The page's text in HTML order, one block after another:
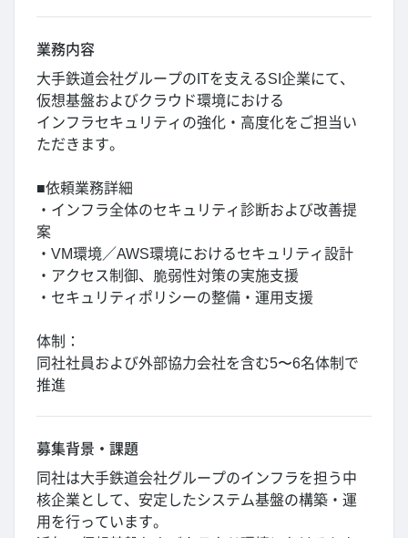
業務内容
大手鉄道会社グループのITを支えるSI企業にて、
仮想基盤およびクラウド環境における
インフラセキュリティの強化・高度化をご担当い
ただきます。
■依頼業務詳細
・インフラ全体のセキュリティ診断および改善提
案
・VM環境／AWS環境におけるセキュリティ設計
・アクセス制御、脆弱性対策の実施支援
・セキュリティポリシーの整備・運用支援
体制：
同社社員および外部協力会社を含む5〜6名体制で
推進
募集背景・課題
同社は大手鉄道会社グループのインフラを担う中
核企業として、安定したシステム基盤の構築・運
用を行っています。